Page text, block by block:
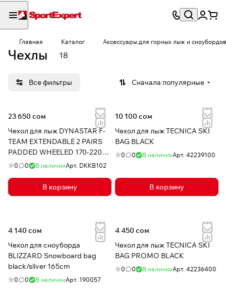
Главная Каталог Аксессуары для горных лыж и сноубордов
Чехлы 18
Все фильтры Сначала популярные
23 650 сом
Чехол для лыж DYNASTAR F-
TEAM EXTENDABLE 2 PAIRS
PADDED WHEELED 170-220
CM
0 0 В наличииАрт. DKKB102
В корзину
10 100 сом
Чехол для лыж TECNICA SKI
BAG BLACK
0 0 В наличииАрт. 42239100
В корзину
4 140 сом
Чехол для сноуборда
BLIZZARD Snowboard bag
black/silver 165cm
0 0 В наличииАрт. 190057
4 450 сом
Чехол для лыж TECNICA SKI
BAG PROMO BLACK
0 0 В наличииАрт. 42236400